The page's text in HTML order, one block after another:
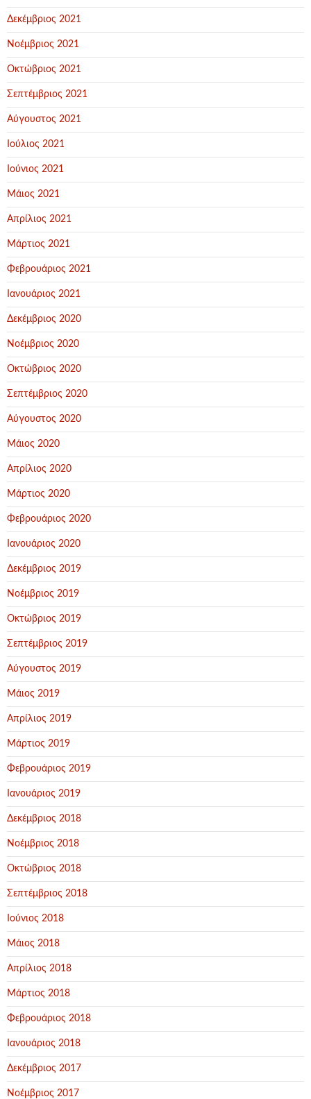
Δεκέμβριος 2021
Νοέμβριος 2021
Οκτώβριος 2021
Σεπτέμβριος 2021
Αύγουστος 2021
Ιούλιος 2021
Ιούνιος 2021
Μάιος 2021
Απρίλιος 2021
Μάρτιος 2021
Φεβρουάριος 2021
Ιανουάριος 2021
Δεκέμβριος 2020
Νοέμβριος 2020
Οκτώβριος 2020
Σεπτέμβριος 2020
Αύγουστος 2020
Μάιος 2020
Απρίλιος 2020
Μάρτιος 2020
Φεβρουάριος 2020
Ιανουάριος 2020
Δεκέμβριος 2019
Νοέμβριος 2019
Οκτώβριος 2019
Σεπτέμβριος 2019
Αύγουστος 2019
Μάιος 2019
Απρίλιος 2019
Μάρτιος 2019
Φεβρουάριος 2019
Ιανουάριος 2019
Δεκέμβριος 2018
Νοέμβριος 2018
Οκτώβριος 2018
Σεπτέμβριος 2018
Ιούνιος 2018
Μάιος 2018
Απρίλιος 2018
Μάρτιος 2018
Φεβρουάριος 2018
Ιανουάριος 2018
Δεκέμβριος 2017
Νοέμβριος 2017